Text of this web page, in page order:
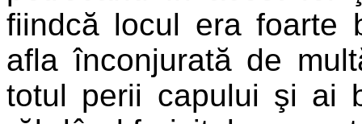
fiindcă locul era foarte
afla înconjurată de
totul perii capului şi ai